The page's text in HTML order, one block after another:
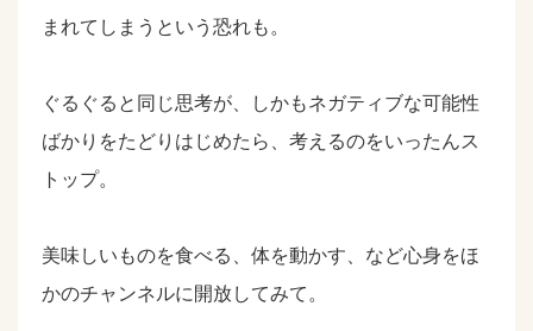
まれてしまうという恐れも。
ぐるぐると同じ思考が、しかもネガティブな可能性
ばかりをたどりはじめたら、考えるのをいったんス
トップ。
美味しいものを食べる、体を動かす、など心身をほ
かのチャンネルに開放してみて。